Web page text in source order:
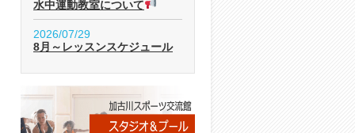
水中運動教室について
2026/07/29
8月～レッスンスケジュール